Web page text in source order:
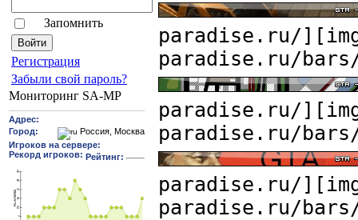
Запомнить
Pегиcтрaция
Забыли свой пароль?
Мониторинг SA-MP
paradise.ru/
paradise.ru/
paradise.ru/
paradise.ru/
paradise.ru/
paradise.ru/